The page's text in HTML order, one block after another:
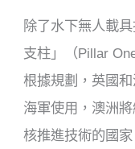
除了水下無人載
支柱」（Pillar
根據規劃，英國
海軍使用，澳洲
核推進技術的國